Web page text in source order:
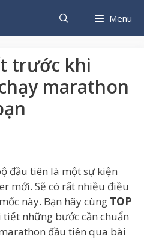
Menu
trước khi
marathon
đầu tiên là một sự kiện
mới. Sẽ có rất nhiều điều
này. Bạn hãy cùng TOP
những bước cần chuẩn
đầu tiên qua bài